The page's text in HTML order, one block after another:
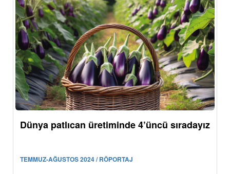
Dünya patlıcan üretiminde 4’üncü sıradayız
TEMMUZ-AĞUSTOS 2024 / RÖPORTAJ